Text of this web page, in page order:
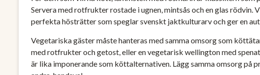
Servera med rotfrukter rostade i ugnen, mintsås och en glas
perfekta hösträtter som speglar svenskt jaktkulturarv och ger en
Vegetariska gäster måste hanteras med samma omsorg som
med rotfrukter och getost, eller en vegetarisk wellington med
är lika imponerande som köttalternativen. Lägg samma omsorg på